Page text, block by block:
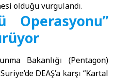
olduğu vurgulandı.
Operasyonu”
Bakanlığı (Pentagon)
DEAŞ’a karşı “Kartal